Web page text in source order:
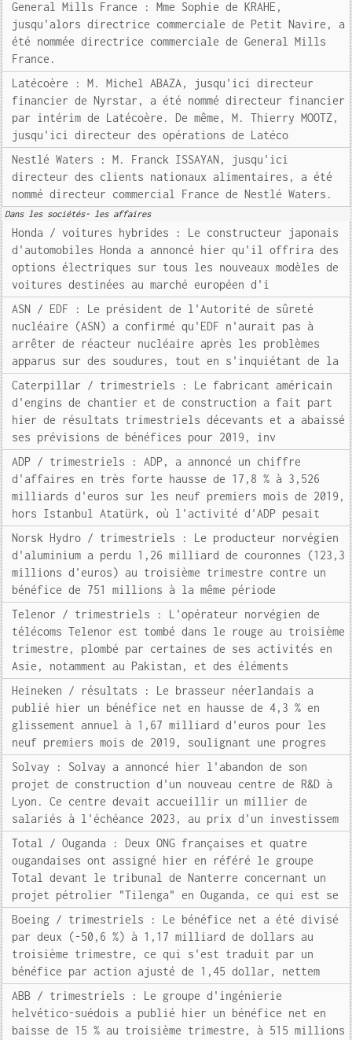
General Mills France : Mme Sophie de KRAHE,
jusqu'alors directrice commerciale de Petit Navire, a
été nommée directrice commerciale de General Mills
France.
Latécoère : M. Michel ABAZA, jusqu'ici directeur
financier de Nyrstar, a été nommé directeur financier
par intérim de Latécoère. De même, M. Thierry MOOTZ,
jusqu'ici directeur des opérations de Latéco
Nestlé Waters : M. Franck ISSAYAN, jusqu'ici
directeur des clients nationaux alimentaires, a été
nommé directeur commercial France de Nestlé Waters.
Dans les sociétés- les affaires
Honda / voitures hybrides : Le constructeur japonais
d'automobiles Honda a annoncé hier qu'il offrira des
options électriques sur tous les nouveaux modèles de
voitures destinées au marché européen d'i
ASN / EDF : Le président de l'Autorité de sûreté
nucléaire (ASN) a confirmé qu'EDF n'aurait pas à
arrêter de réacteur nucléaire après les problèmes
apparus sur des soudures, tout en s'inquiétant de la
Caterpillar / trimestriels : Le fabricant américain
d'engins de chantier et de construction a fait part
hier de résultats trimestriels décevants et a abaissé
ses prévisions de bénéfices pour 2019, inv
ADP / trimestriels : ADP, a annoncé un chiffre
d'affaires en très forte hausse de 17,8 % à 3,526
milliards d'euros sur les neuf premiers mois de 2019,
hors Istanbul Atatürk, où l'activité d'ADP pesait
Norsk Hydro / trimestriels : Le producteur norvégien
d'aluminium a perdu 1,26 milliard de couronnes (123,3
millions d'euros) au troisième trimestre contre un
bénéfice de 751 millions à la même période
Telenor / trimestriels : L'opérateur norvégien de
télécoms Telenor est tombé dans le rouge au troisième
trimestre, plombé par certaines de ses activités en
Asie, notamment au Pakistan, et des éléments
Heineken / résultats : Le brasseur néerlandais a
publié hier un bénéfice net en hausse de 4,3 % en
glissement annuel à 1,67 milliard d'euros pour les
neuf premiers mois de 2019, soulignant une progres
Solvay : Solvay a annoncé hier l'abandon de son
projet de construction d'un nouveau centre de R&D à
Lyon. Ce centre devait accueillir un millier de
salariés à l'échéance 2023, au prix d'un investissem
Total / Ouganda : Deux ONG françaises et quatre
ougandaises ont assigné hier en référé le groupe
Total devant le tribunal de Nanterre concernant un
projet pétrolier "Tilenga" en Ouganda, ce qui est se
Boeing / trimestriels : Le bénéfice net a été divisé
par deux (-50,6 %) à 1,17 milliard de dollars au
troisième trimestre, ce qui s'est traduit par un
bénéfice par action ajusté de 1,45 dollar, nettem
ABB / trimestriels : Le groupe d'ingénierie
helvético-suédois a publié hier un bénéfice net en
baisse de 15 % au troisième trimestre, à 515 millions